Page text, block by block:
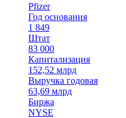
Pfizer
Год основания
1 849
Штат
83 000
Капитализация
152,52 млрд
Выручка годовая
63,69 млрд
Биржа
NYSE